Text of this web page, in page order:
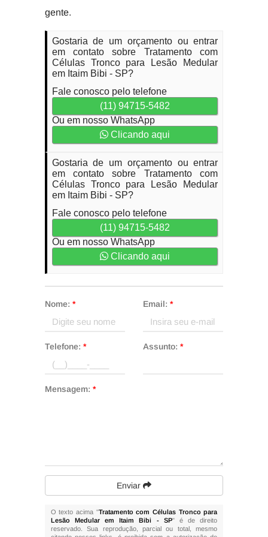
gente.
Gostaria de um orçamento ou entrar
em contato sobre Tratamento com
Células Tronco para Lesão Medular
em Itaim Bibi - SP?
Fale conosco pelo telefone
(11) 94715-5482
Ou em nosso WhatsApp
Clicando aqui
Gostaria de um orçamento ou entrar
em contato sobre Tratamento com
Células Tronco para Lesão Medular
em Itaim Bibi - SP?
Fale conosco pelo telefone
(11) 94715-5482
Ou em nosso WhatsApp
Clicando aqui
Nome: * Email: *
Telefone: * Assunto: *
Mensagem: *
Enviar
O texto acima "Tratamento com Células Tronco para
Lesão Medular em Itaim Bibi - SP" é de direito
reservado. Sua reprodução, parcial ou total, mesmo